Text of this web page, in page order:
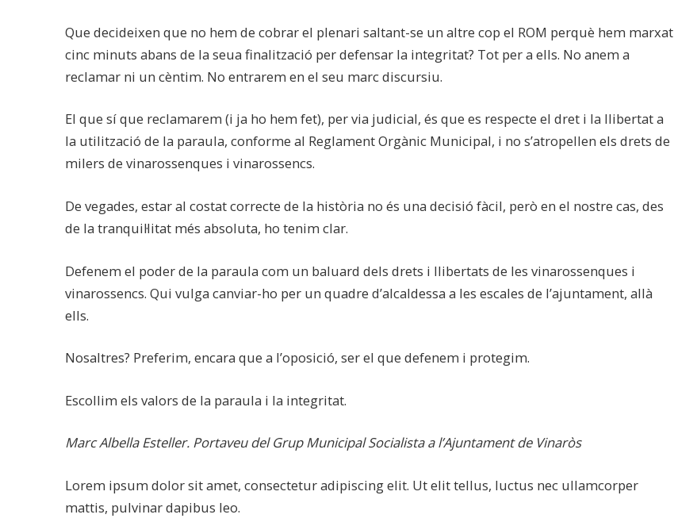
Que decideixen que no hem de cobrar el plenari saltant-se un altre cop el ROM perquè hem marxat
cinc minuts abans de la seua finalització per defensar la integritat? Tot per a ells. No anem a
reclamar ni un cèntim. No entrarem en el seu marc discursiu.
El que sí que reclamarem (i ja ho hem fet), per via judicial, és que es respecte el dret i la llibertat a
la utilització de la paraula, conforme al Reglament Orgànic Municipal, i no s’atropellen els drets de
milers de vinarossenques i vinarossencs.
De vegades, estar al costat correcte de la història no és una decisió fàcil, però en el nostre cas, des
de la tranquil·litat més absoluta, ho tenim clar.
Defenem el poder de la paraula com un baluard dels drets i llibertats de les vinarossenques i
vinarossencs. Qui vulga canviar-ho per un quadre d’alcaldessa a les escales de l’ajuntament, allà
ells.
Nosaltres? Preferim, encara que a l’oposició, ser el que defenem i protegim.
Escollim els valors de la paraula i la integritat.
Marc Albella Esteller. Portaveu del Grup Municipal Socialista a l’Ajuntament de Vinaròs
Lorem ipsum dolor sit amet, consectetur adipiscing elit. Ut elit tellus, luctus nec ullamcorper
mattis, pulvinar dapibus leo.